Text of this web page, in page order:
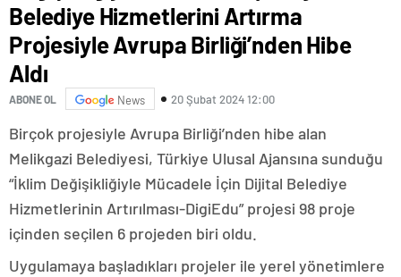
Belediye Hizmetlerini Artırma
Projesiyle Avrupa Birliği’nden Hibe
Aldı
ABONE OL News 20 Şubat 2024 12:00
Birçok projesiyle Avrupa Birliği’nden hibe alan
Melikgazi Belediyesi, Türkiye Ulusal Ajansına sunduğu
“İklim Değişikliğiyle Mücadele İçin Dijital Belediye
Hizmetlerinin Artırılması-DigiEdu” projesi 98 proje
içinden seçilen 6 projeden biri oldu.
Uygulamaya başladıkları projeler ile yerel yönetimlere